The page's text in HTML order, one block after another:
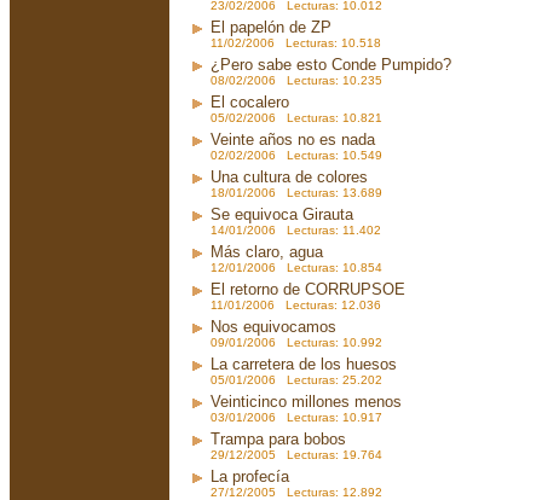
23/02/2006 Lecturas: 10.012
El papelón de ZP
11/02/2006 Lecturas: 10.518
¿Pero sabe esto Conde Pumpido?
08/02/2006 Lecturas: 10.235
El cocalero
05/02/2006 Lecturas: 10.821
Veinte años no es nada
02/02/2006 Lecturas: 10.549
Una cultura de colores
18/01/2006 Lecturas: 13.689
Se equivoca Girauta
14/01/2006 Lecturas: 11.402
Más claro, agua
12/01/2006 Lecturas: 10.854
El retorno de CORRUPSOE
11/01/2006 Lecturas: 12.036
Nos equivocamos
09/01/2006 Lecturas: 10.992
La carretera de los huesos
05/01/2006 Lecturas: 25.202
Veinticinco millones menos
03/01/2006 Lecturas: 10.917
Trampa para bobos
29/12/2005 Lecturas: 19.764
La profecía
27/12/2005 Lecturas: 12.892